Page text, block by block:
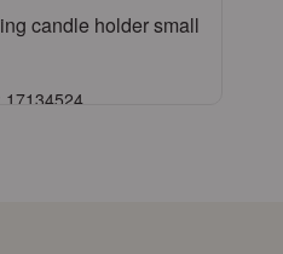
candle holder small
17134524